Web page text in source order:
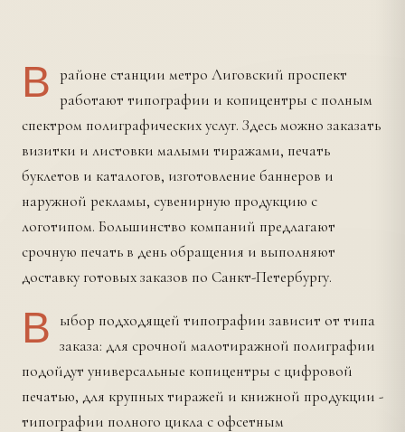
В районе станции метро Лиговский проспект
работают типографии и копицентры с полным
спектром полиграфических услуг. Здесь можно заказать
визитки и листовки малыми тиражами, печать
буклетов и каталогов, изготовление баннеров и
наружной рекламы, сувенирную продукцию с
логотипом. Большинство компаний предлагают
срочную печать в день обращения и выполняют
доставку готовых заказов по Санкт-Петербургу.
В
ыбор подходящей типографии зависит от типа
заказа: для срочной малотиражной полиграфии
подойдут универсальные копицентры с цифровой
печатью, для крупных тиражей и книжной продукции -
типографии полного цикла с офсетным